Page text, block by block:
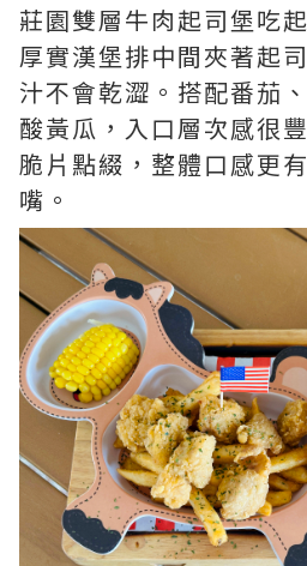
莊園雙層牛肉起司堡吃
厚實漢堡排中間夾著起
汁不會乾澀。搭配番茄
酸黃瓜，入口層次感很
脆片點綴，整體口感更
嘴。